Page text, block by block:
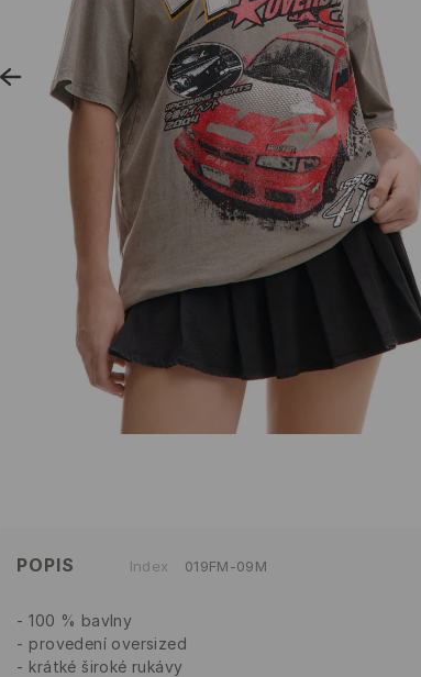
POPIS Index 019FM-09M
100 % bavlny
provedení oversized
krátké široké rukávy